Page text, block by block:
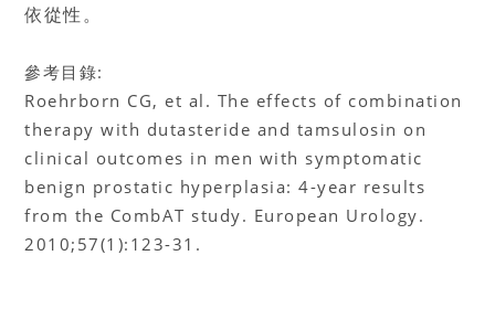
依從性。
參考目錄:
Roehrborn CG, et al. The effects of combination
therapy with dutasteride and tamsulosin on
clinical outcomes in men with symptomatic
benign prostatic hyperplasia: 4-year results
from the CombAT study. European Urology.
2010;57(1):123-31.